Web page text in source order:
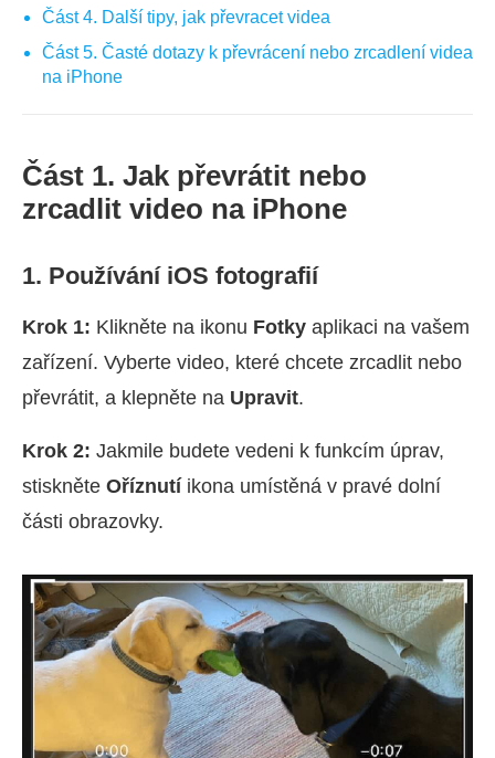
Část 4. Další tipy, jak převracet videa
Část 5. Časté dotazy k převrácení nebo zrcadlení videa
na iPhone
Část 1. Jak převrátit nebo
zrcadlit video na iPhone
1. Používání iOS fotografií
Krok 1: Klikněte na ikonu Fotky aplikaci na vašem
zařízení. Vyberte video, které chcete zrcadlit nebo
převrátit, a klepněte na Upravit.
Krok 2: Jakmile budete vedeni k funkcím úprav,
stiskněte Oříznutí ikona umístěná v pravé dolní
části obrazovky.